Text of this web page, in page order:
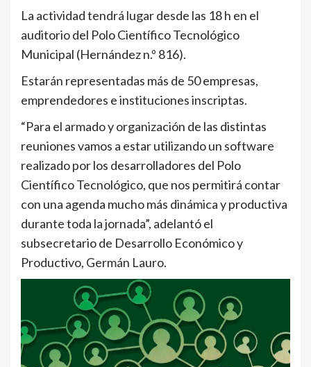
La actividad tendrá lugar desde las 18 h en el
auditorio del Polo Científico Tecnológico
Municipal (Hernández n.º 816).
Estarán representadas más de 50 empresas,
emprendedores e instituciones inscriptas.
“Para el armado y organización de las distintas
reuniones vamos a estar utilizando un software
realizado por los desarrolladores del Polo
Científico Tecnológico, que nos permitirá contar
con una agenda mucho más dinámica y productiva
durante toda la jornada”, adelantó el
subsecretario de Desarrollo Económico y
Productivo, Germán Lauro.